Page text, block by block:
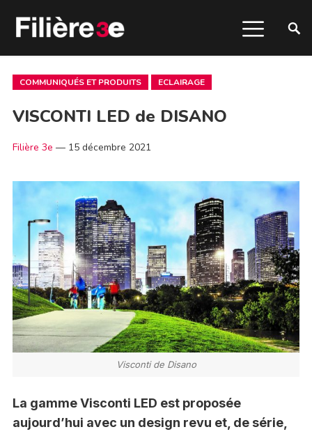
COMMUNIQUÉS ET PRODUITS ECLAIRAGE
VISCONTI LED de DISANO
Filière 3e — 15 décembre 2021
Visconti de Disano
La gamme Visconti LED est proposée
aujourd’hui avec un design revu et, de série,